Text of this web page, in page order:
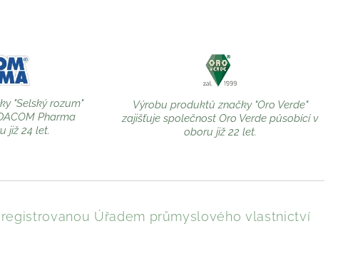
"Selský rozum"
Pharma
již 24 let.
Výrobu produktů značky "Oro Verde"
zajišťuje společnost Oro Verde působící v
oboru již 22 let.
registrovanou Úřadem průmyslového vlastnictví